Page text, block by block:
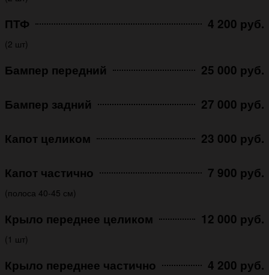
ПТФ 4 200 руб.
(2 шт)
Бампер передний 25 000 руб.
Бампер задний 27 000 руб.
Капот целиком 23 000 руб.
Капот частично 7 900 руб.
(полоса 40-45 см)
Крыло переднее целиком 12 000 руб.
(1 шт)
Крыло переднее частично 4 200 руб.